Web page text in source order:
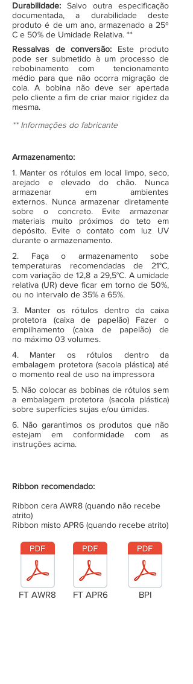
Durabilidade: Salvo outra especificação
documentada, a durabilidade deste
produto é de um ano, armazenado a 25º
C e 50% de Umidade Relativa. **
Ressalvas de conversão: Este produto
pode ser submetido à um processo de
rebobinamento com tencionamento
médio para que não ocorra migração de
cola. A bobina não deve ser apertada
pelo cliente a fim de criar maior rigidez da
mesma.
** Informações do fabricante
Armazenamento:
1. Manter os rótulos em local limpo, seco,
arejado e elevado do chão. Nunca
armazenar em ambientes
externos. Nunca armazenar diretamente
sobre o concreto. Evite armazenar
materiais muito próximos do teto em
depósito. Evite o contato com luz UV
durante o armazenamento.
2. Faça o armazenamento sobe
temperaturas recomendadas de 21°C,
com variação de 12,8 a 29,5°C. A umidade
relativa (UR) deve ficar em torno de 50%,
ou no intervalo de 35% a 65%.
3. Manter os rótulos dentro da caixa
protetora (caixa de papelão) Fazer o
empilhamento (caixa de papelão) de
no máximo 03 volumes.
4. Manter os rótulos dentro da
embalagem protetora (sacola plástica) até
o momento real de uso na impressora
5. Não colocar as bobinas de rótulos sem
a embalagem protetora (sacola plástica)
sobre superfícies sujas e/ou úmidas.
6. Não garantimos os produtos que não
estejam em conformidade com as
instruções acima.
Ribbon recomendado:
Ribbon cera AWR8 (quando não recebe
atrito)
Ribbon misto APR6 (quando recebe atrito)
FT AWR8 FT APR6 BPI